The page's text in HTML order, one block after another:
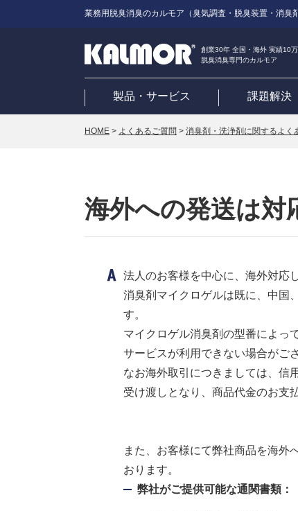
業務用脱臭消臭のカルモア（臭気調査・脱臭装置・消
創業30年 全国・海外 実績10
脱臭消臭専門のカルモア
製品・サービス 課題解決
HOME > よくあるご質問 > 消臭剤・洗浄剤に関するよく
海外への発送は対
法人のお客様を中心に、海外対応
消臭剤マイクロゲルは既に、中国
す。
マイクロゲル消臭剤の型番によっ
サービスが利用できない場合がご
なお海外取引につきましては、信
受け渡しとなり、商品代金のお支
また、お客様にて弊社商品を海外
おります。
弊社がご提供可能な通関書類：